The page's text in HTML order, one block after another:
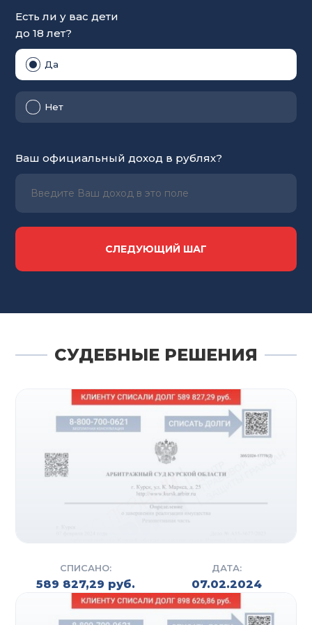
Есть ли у вас дети
до 18 лет?
Да
Нет
Ваш официальный доход в рублях?
СЛЕДУЮЩИЙ ШАГ
СУДЕБНЫЕ РЕШЕНИЯ
СПИСАНО:
589 827,29 руб.
ДАТА:
07.02.2024